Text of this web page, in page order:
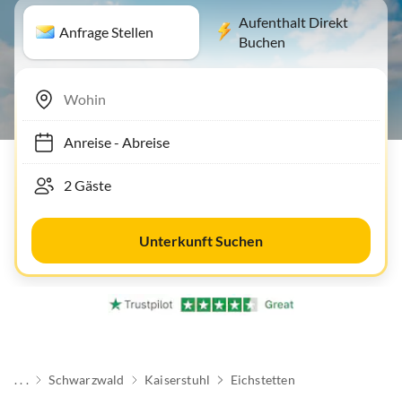
Anfrage Stellen
Aufenthalt Direkt
Buchen
Anreise- Abreise
Unterkunft Suchen
. . . Schwarzwald Kaiserstuhl Eichstetten